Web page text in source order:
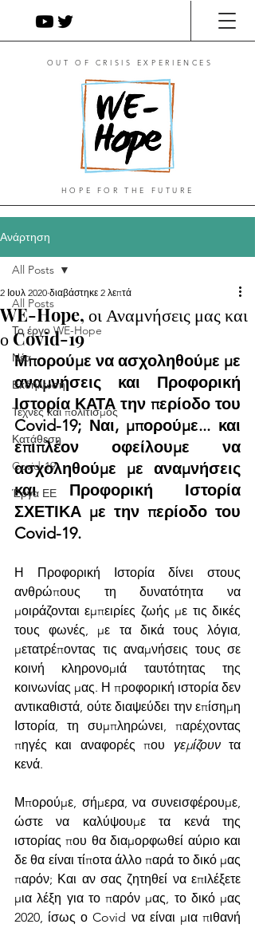
OUT OF CRISIS EXPERIENCES
HOPE FOR THE FUTURE
Ανάρτηση
All Posts
Το έργο WE-Hope
Νέα
Εκδήλωση
Τέχνες και πολιτισμός
Κατάθεση
Covid-19
Έργα ΕΕ
All Posts
WE-Hope, οι Αναμνήσεις μας και
ο Covid-19
2 Ιουλ 2020 διαβάστηκε 2 λεπτά
Μπορούμε να ασχοληθούμε με
αναμνήσεις και Προφορική
Ιστορία ΚΑΤΑ την περίοδο του
Covid-19; Ναι, μπορούμε... και
επιπλέον οφείλουμε να
ασχοληθούμε με αναμνήσεις
και Προφορική Ιστορία
ΣΧΕΤΙΚΑ με την περίοδο του
Covid-19.
Η Προφορική Ιστορία δίνει στους
ανθρώπους τη δυνατότητα να
μοιράζονται εμπειρίες ζωής με τις δικές
τους φωνές, με τα δικά τους λόγια,
μετατρέποντας τις αναμνήσεις τους σε
κοινή κληρονομιά ταυτότητας της
κοινωνίας μας. Η προφορική ιστορία δεν
αντικαθιστά, ούτε διαψεύδει την επίσημη
Ιστορία, τη συμπληρώνει, παρέχοντας
πηγές και αναφορές που γεμίζουν τα
κενά.
Μπορούμε, σήμερα, να συνεισφέρουμε,
ώστε να καλύψουμε τα κενά της
ιστορίας που θα διαμορφωθεί αύριο και
δε θα είναι τίποτα άλλο παρά το δικό μας
παρόν; Και αν σας ζητηθεί να επιλέξετε
μια λέξη για το παρόν μας, το δικό μας
2020, ίσως ο Covid να είναι μια πιθανή